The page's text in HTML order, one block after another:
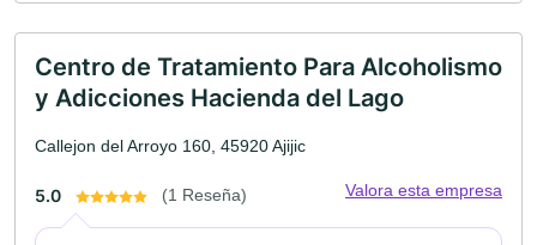
Centro de Tratamiento Para Alcoholismo
y Adicciones Hacienda del Lago
Callejon del Arroyo 160, 45920 Ajijic
5.0 (1 Reseña) Valora esta empresa